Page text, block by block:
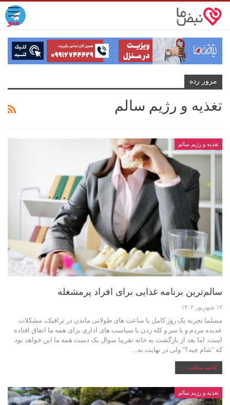
مرور رده
تغذیه و رژیم سالم
تغذیه و رژیم سالم
سالم‌ترین برنامه غذایی برای افراد پرمشغله
۱۲ شهریور ۱۴۰۲
مسلما تجربه یک روز کامل با ساعت های طولانی ماندن در ترافیک، مشکلات
عدیده مردم و یا سر و کله زدن با سیاست های اداری برای همه ما اتفاق افتاده
است. اما بعد از بازگشت به خانه تقریبا سوال یک دست همه ما این خواهد بود
که "شام چیه؟" ولی در نهایت به…
ادامه مطلب ...
تغذیه و رژیم سالم